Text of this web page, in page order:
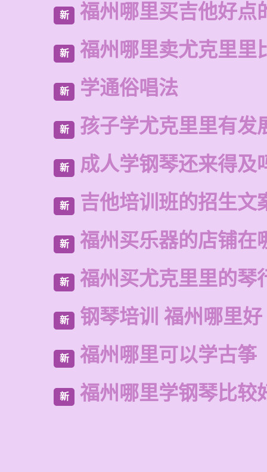
新 福州哪里买吉他好点
新 福州哪里卖尤克里里
新 学通俗唱法
新 孩子学尤克里里有发
新 成人学钢琴还来得及
新 吉他培训班的招生文
新 福州买乐器的店铺在
新 福州买尤克里里的琴
新 钢琴培训 福州哪里好
新 福州哪里可以学古筝
新 福州哪里学钢琴比较